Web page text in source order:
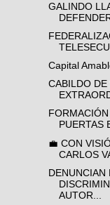
GALINDO
Capital
CABILDO DE
PUERTAS
💼 CON
CARLOS
DENUNCIAN
AUTOR...